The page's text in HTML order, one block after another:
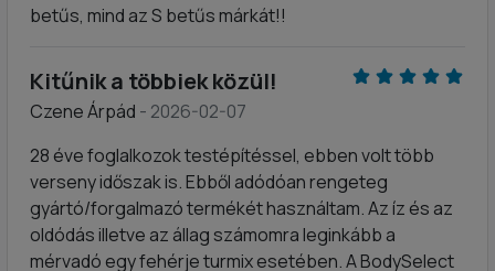
betűs, mind az S betűs márkát!!
Kitűnik a többiek közül!
Czene Árpád - 2026-02-07
28 éve foglalkozok testépítéssel, ebben volt több
verseny időszak is. Ebből adódóan rengeteg
gyártó/forgalmazó termékét használtam. Az íz és az
oldódás illetve az állag számomra leginkább a
mérvadó egy fehérje turmix esetében. A BodySelect